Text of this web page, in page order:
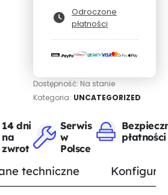
Odroczone
płatności
Dostępność: Na stanie
Kategoria: UNCATEGORIZED
14 dni
na
zwrot
Serwis
w
Polsce
płatności
techniczne